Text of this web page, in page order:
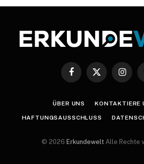
Facebook
X
ÜBER UNS KONTAKTIERE
HAFTUNGSAUSSCHLUSS
© 2026 Erkundewelt Alle Rechte